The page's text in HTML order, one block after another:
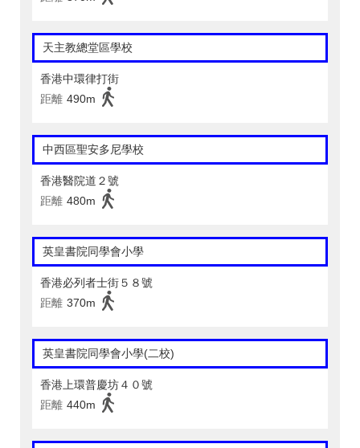
天主教總堂區學校
香港中環律打街
距離 490m
中西區聖安多尼學校
香港醫院道２號
距離 480m
英皇書院同學會小學
香港必列者士街５８號
距離 370m
英皇書院同學會小學(二校)
香港上環普慶坊４０號
距離 440m